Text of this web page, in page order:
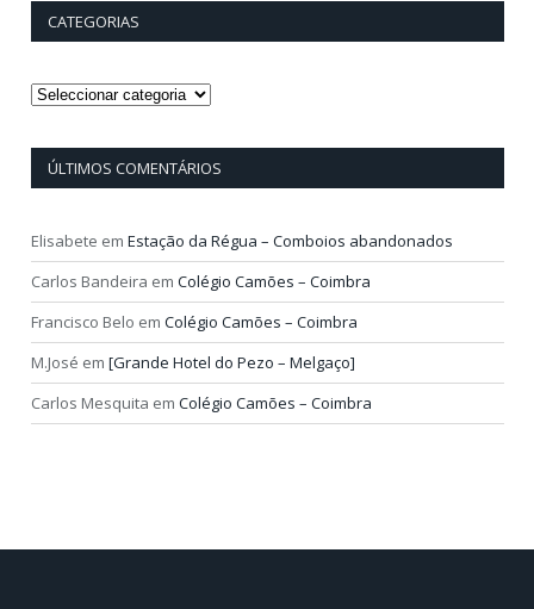
CATEGORIAS
Categorias
ÚLTIMOS COMENTÁRIOS
Elisabete em Estação da Régua – Comboios abandonados
Carlos Bandeira em Colégio Camões – Coimbra
Francisco Belo em Colégio Camões – Coimbra
M.José em [Grande Hotel do Pezo – Melgaço]
Carlos Mesquita em Colégio Camões – Coimbra